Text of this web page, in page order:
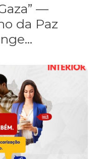
—
da Paz
do interior